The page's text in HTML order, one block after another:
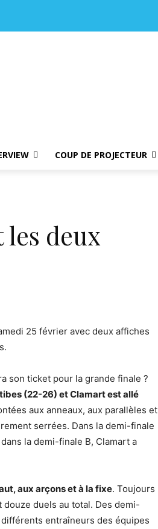
COUP DE PROJECTEUR
les deux
25 février avec deux affiches
son ticket pour la grande finale ?
(22-26) et Clamart est allé
aux anneaux, aux parallèles et
serrées. Dans la demi-finale
la demi-finale B, Clamart a
aux arçons et à la fixe. Toujours
duels au total. Des demi-
entraîneurs des équipes